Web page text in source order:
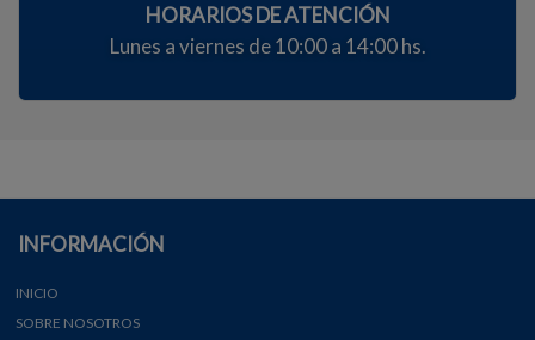
HORARIOS DE ATENCIÓN
Lunes a viernes de 10:00 a 14:00 hs.
INFORMACIÓN
INICIO
SOBRE NOSOTROS